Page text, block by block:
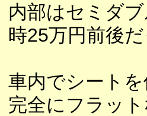
内部はセミダ
時25万円前後
車内でシート
完全にフラッ